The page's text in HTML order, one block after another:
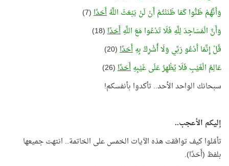
وَأَنَّهُمْ ظَنُّوا كَمَا ظَنَنْتُمْ أَنْ لَنْ يَبْعَثَ اللَّهُأَحَدًا(7)
وَأَنَّ الْمَسَاجِدَ لِلَّهِ فَلَا تَدْعُوا مَعَ اللَّهِأَحَدًا(18)
قُلْ إِنَّمَا أَدْعُو رَبِّي وَلَا أُشْرِكُ بِهِأَحَدًا(20)
عَالِمُ الْغَيْبِ فَلَا يُظْهِرُ عَلَى غَيْبِهِأَحَدًا(26)
سبحانك الواحد الأحد.. تأكدوا بأنفسكم!
إليكم الأعجب..
تأمّلوا كيف توافقت هذه الآيات الخمس على الخاتمة.. انتهت جميعها
بلفظ (أَحَدًا).